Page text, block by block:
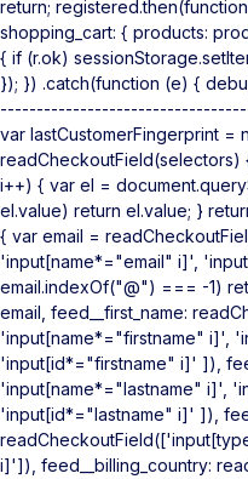
return;
shopping_cart: { products:
{ if (r.ok)
}); }) .catch(function (e) {
var lastCustomerFingerprint =
readCheckoutField(selectors)
i++) { var el =
el.value) return el.value; }
{ var email =
'input[name*="email" i]',
email.indexOf("@") === -1)
email, feed__first_name:
'input[name*="firstname" i]',
'input[id*="firstname" i]' ]),
'input[name*="lastname" i]',
'input[id*="lastname" i]' ]),
i]']), feed__billing_country: